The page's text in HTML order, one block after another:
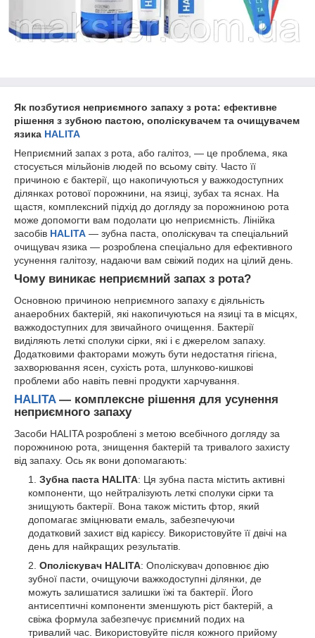
Як позбутися неприємного запаху з рота: ефективне
рішення з зубною пастою, ополіскувачем та очищувачем
язика HALITA
Неприємний запах з рота, або галітоз, — це проблема, яка
стосується мільйонів людей по всьому світу. Часто її
причиною є бактерії, що накопичуються у важкодоступних
ділянках ротової порожнини, на язиці, зубах та яснах. На
щастя, комплексний підхід до догляду за порожниною рота
може допомогти вам подолати цю неприємність. Лінійка
засобів HALITA — зубна паста, ополіскувач та спеціальний
очищувач язика — розроблена спеціально для ефективного
усунення галітозу, надаючи вам свіжий подих на цілий день.
Чому виникає неприємний запах з рота?
Основною причиною неприємного запаху є діяльність
анаеробних бактерій, які накопичуються на язиці та в місцях,
важкодоступних для звичайного очищення. Бактерії
виділяють леткі сполуки сірки, які і є джерелом запаху.
Додатковими факторами можуть бути недостатня гігієна,
захворювання ясен, сухість рота, шлунково-кишкові
проблеми або навіть певні продукти харчування.
HALITA— комплексне рішення для усунення
неприємного запаху
Засоби HALITA розроблені з метою всебічного догляду за
порожниною рота, знищення бактерій та тривалого захисту
від запаху. Ось як вони допомагають:
Зубна паста HALITA: Ця зубна паста містить активні
компоненти, що нейтралізують леткі сполуки сірки та
знищують бактерії. Вона також містить фтор, який
допомагає зміцнювати емаль, забезпечуючи
додатковий захист від карієсу. Використовуйте її двічі на
день для найкращих результатів.
Ополіскувач HALITA: Ополіскувач доповнює дію
зубної пасти, очищуючи важкодоступні ділянки, де
можуть залишатися залишки їжі та бактерії. Його
антисептичні компоненти зменшують ріст бактерій, а
свіжа формула забезпечує приємний подих на
тривалий час. Використовуйте після кожного прийому